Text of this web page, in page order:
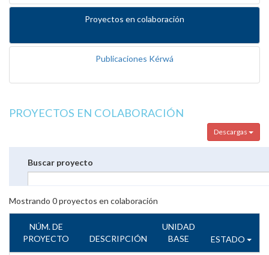
Proyectos en colaboración
Publicaciones Kérwá
PROYECTOS EN COLABORACIÓN
Descargas
Buscar proyecto
Mostrando 0proyectos en colaboración
NÚM. DE
PROYECTO
DESCRIPCIÓN
UNIDAD
BASE
ESTADO